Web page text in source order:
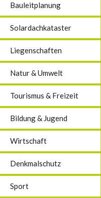
Bauleitplanung
Solardachkataster
Liegenschaften
Natur & Umwelt
Tourismus & Freizeit
Bildung & Jugend
Wirtschaft
Denkmalschutz
Sport